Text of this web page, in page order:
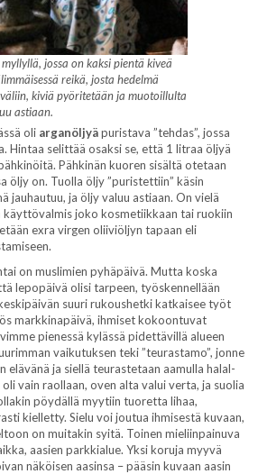
jossa on kaksi pientä kiveä
reikä, josta hedelmä
kiviä pyöritetään ja muotoillulta
astiaan.
oli arganöljyäpuristava ”tehdas”, jossa
Hintaa selittää osaksi se, että 1 litraa öljyä
Pähkinän kuoren sisältä otetaan
öljy on. Tuolla öljy ”puristettiin” käsin
jauhautuu, ja öljy valuu astiaan. On vielä
käyttövalmis joko kosmetiikkaan tai ruokiin
exra virgen oliiviöljyn tapaan eli
on muslimien pyhäpäivä. Mutta koska
lepopäivä olisi tarpeen, työskennellään
suuri rukoushetki katkaisee työt
markkinapäivä, ihmiset kokoontuvat
pienessä kylässä pidettävillä alueen
vaikutuksen teki ”teurastamo”, jonne
ja siellä teurastetaan aamulla halal-
vain raollaan, oven alta valui verta, ja suolia
pöydällä myytiin tuoretta lihaa,
kielletty. Sielu voi joutua ihmisestä kuvaan,
on muitakin syitä. Toinen mieliinpainuva
aasien parkkialue. Yksi koruja myyvä
näköisen aasinsa – pääsin kuvaan aasin